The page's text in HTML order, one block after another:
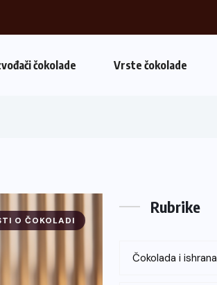
čokolade Vrste čokolade
O ČOKOLADI
Rubrike
Čokolada i ishrana